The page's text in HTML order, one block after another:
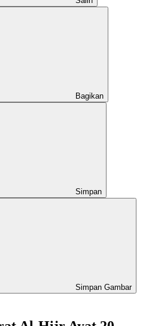
Bagikan
Simpan
Simpan Gambar